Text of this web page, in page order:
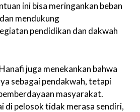
ini bisa meringankan beban
mendukung
pendidikan dan dakwah
juga menekankan bahwa
sebagai pendakwah, tetapi
masyarakat.
di pelosok tidak merasa sendiri,